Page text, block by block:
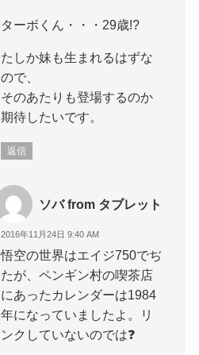
ターボくん・・・29歳!?
たしか妹も生まれるはずな
ので、
そのあたりも登場するのか
期待したいです。
返信
ソバ from タブレット
2016年11月24日 9:40 AM
悟空の世界はエイジ750でぢ
たが、ペンギン村の喫茶店
にあったカレンダーは1984
年になっていましたよ。リ
ンクしていないのでは❓